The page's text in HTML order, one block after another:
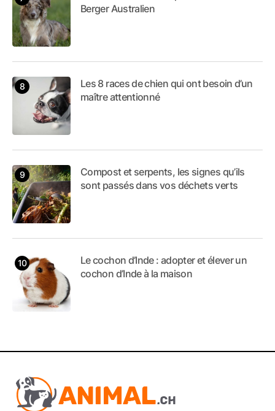
Berger Australien
Les 8 races de chien qui ont besoin d’un
maître attentionné
Compost et serpents, les signes qu’ils
sont passés dans vos déchets verts
Le cochon d’Inde : adopter et élever un
cochon d’Inde à la maison